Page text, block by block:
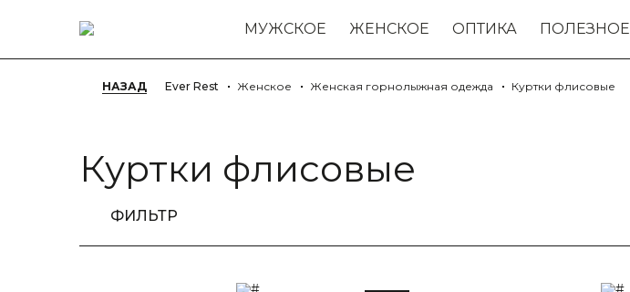
МУЖСКОЕ ЖЕНСКОЕ ОПТИКА ПОЛЕЗНОЕ
НАЗАД Ever Rest Женское Женская горнолыжная одежда Куртки флисовые
Куртки флисовые
ФИЛЬТР